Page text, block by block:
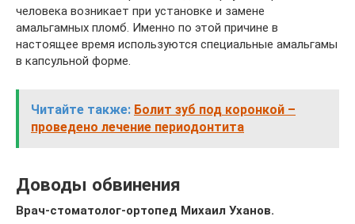
человека возникает при установке и замене
амальгамных пломб. Именно по этой причине в
настоящее время используются специальные амальгамы
в капсульной форме.
Читайте также: Болит зуб под коронкой –
проведено лечение периодонтита
Доводы обвинения
Врач-стоматолог-ортопед Михаил Уханов.